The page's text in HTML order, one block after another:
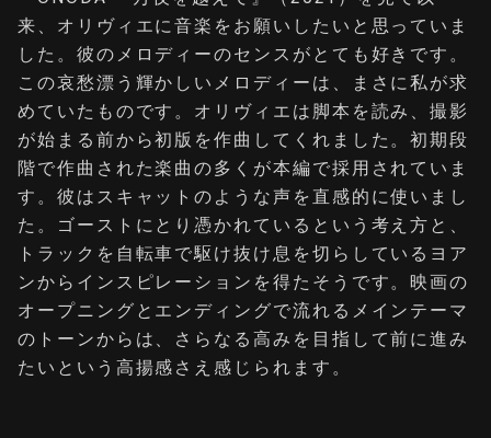
来、オリヴィエに音楽をお願いしたいと思っていま
した。彼のメロディーのセンスがとても好きです。
この哀愁漂う輝かしいメロディーは、まさに私が求
めていたものです。オリヴィエは脚本を読み、撮影
が始まる前から初版を作曲してくれました。初期段
階で作曲された楽曲の多くが本編で採用されていま
す。彼はスキャットのような声を直感的に使いまし
た。ゴーストにとり憑かれているという考え方と、
トラックを自転車で駆け抜け息を切らしているヨア
ンからインスピレーションを得たそうです。映画の
オープニングとエンディングで流れるメインテーマ
のトーンからは、さらなる高みを目指して前に進み
たいという高揚感さえ感じられます。